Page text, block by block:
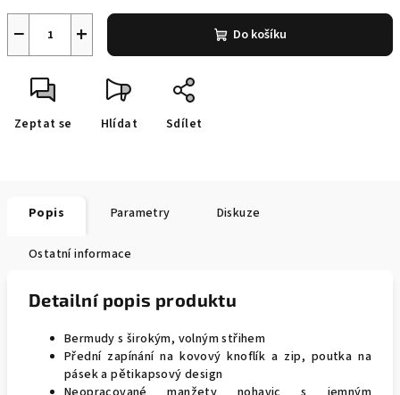
+
− Do košíku
Zeptat se Hlídat Sdílet
Popis Parametry Diskuze
Ostatní informace
Detailní popis produktu
Bermudy s širokým, volným střihem
Přední zapínání na kovový knoflík a zip, poutka na
pásek a pětikapsový design